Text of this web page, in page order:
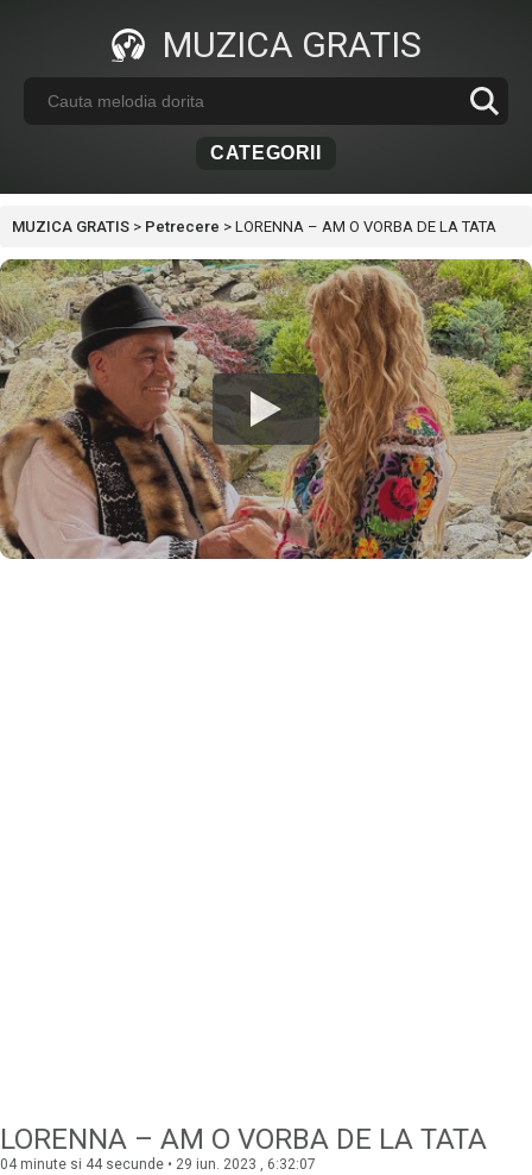
MUZICA GRATIS
CATEGORII
MUZICA GRATIS > Petrecere > LORENNA – AM O VORBA DE LA TATA
LORENNA – AM O VORBA DE LA TATA
04 minute si 44 secunde • 29 iun. 2023 , 6:32:07